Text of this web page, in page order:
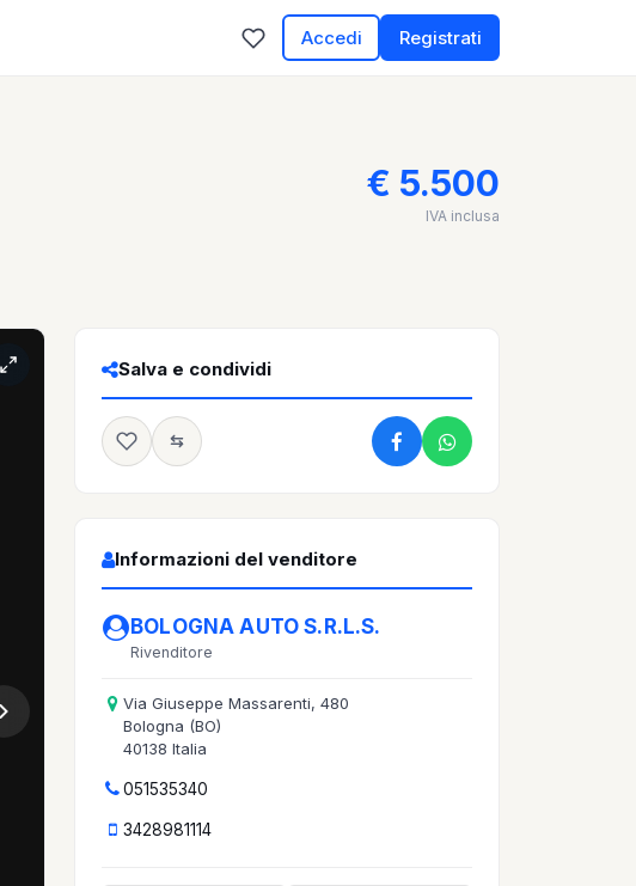
Accedi Registrati
€ 5.500
IVA inclusa
Salva e condividi
Informazioni del venditore
BOLOGNA AUTO S.R.L.S.
Rivenditore
Via Giuseppe Massarenti, 480
Bologna (BO)
40138 Italia
051535340
3428981114